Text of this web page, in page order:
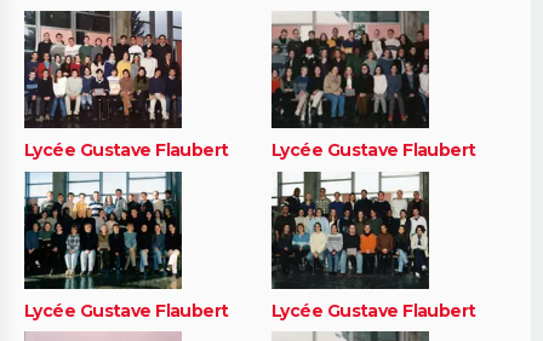
Lycée Gustave Flaubert Lycée Gustave Flaubert
Lycée Gustave Flaubert Lycée Gustave Flaubert